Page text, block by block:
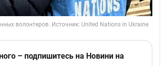
– подпишитесь на Новини на